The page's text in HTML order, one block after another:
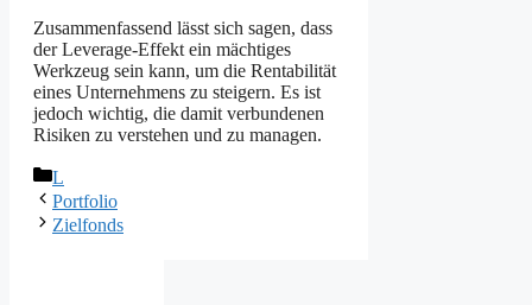
Zusammenfassend lässt sich sagen, dass
der Leverage-Effekt ein mächtiges
Werkzeug sein kann, um die Rentabilität
eines Unternehmens zu steigern. Es ist
jedoch wichtig, die damit verbundenen
Risiken zu verstehen und zu managen.
Kategorien
L
Portfolio
Zielfonds